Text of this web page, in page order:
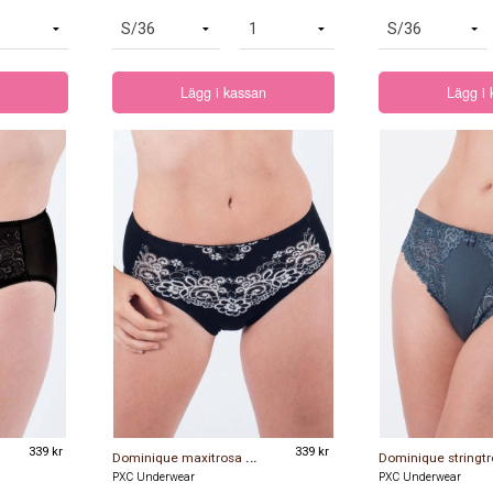
Lägg i kassan Lägg i
339 kr D
ominique maxitrosa svart/silver 339 kr
PXC Underwear PXC Underwear